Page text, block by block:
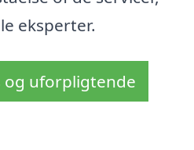
eksperter.
og uforpligtende